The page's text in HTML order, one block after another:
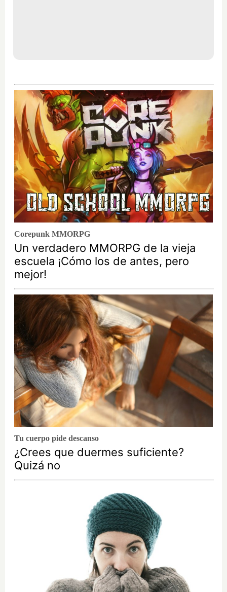
Corepunk MMORPG
Un verdadero MMORPG de la vieja
escuela ¡Cómo los de antes, pero
mejor!
Tu cuerpo pide descanso
¿Crees que duermes suficiente?
Quizá no